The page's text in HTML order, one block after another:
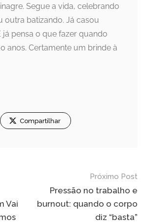
Segue a vida, celebrando
outra batizando. Já casou
já pensa o que fazer quando
anos. Certamente um brinde à
Compartilhar
Vai
Próximo Post
Pressão no trabalho e
burnout: quando o corpo
diz “basta”